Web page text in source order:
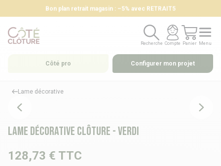
Bon plan retrait magasin : –5% avec RETRAIT5
Recherche
Recherche
Compte
Compte
Panier
Panier
Menu
Menu
Côté pro Configurer mon projet
Lame décorative
Lame décorative clôture - VERDI
128,73 € TTC